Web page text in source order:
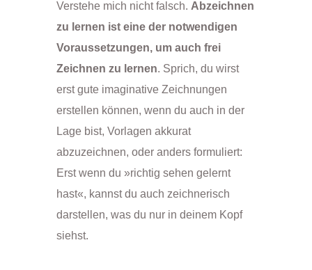
Verstehe mich nicht falsch. A bzeichnen
zu lernen ist eine der notwendigen
Voraussetzungen, um auch frei
Zeichnen zu lernen. Sprich, du wirst
erst gute imaginative Zeichnungen
erstellen können, wenn du auch in der
Lage bist, Vorlagen akkurat
abzuzeichnen, oder anders formuliert:
Erst wenn du »richtig sehen gelernt
hast«, kannst du auch zeichnerisch
darstellen, was du nur in deinem Kopf
siehst.